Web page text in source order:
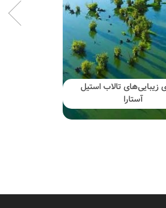
زیبایی‌های تالاب استیل
آستارا